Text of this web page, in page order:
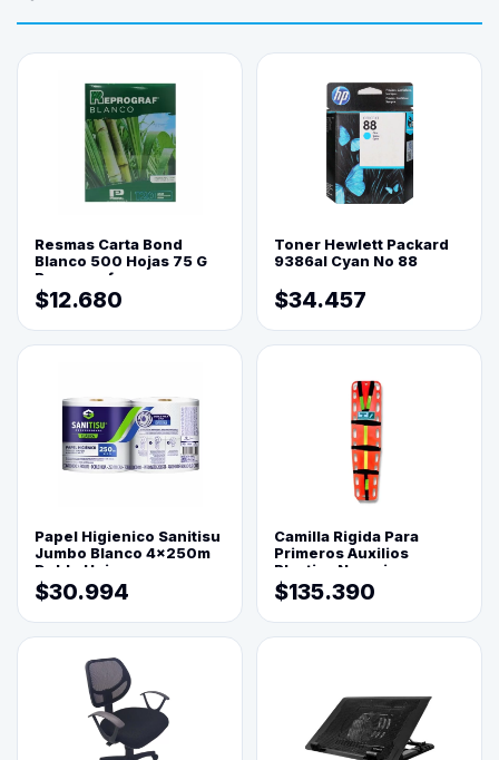
Resmas Carta Bond
Blanco 500 Hojas 75 G
Reprograf.
$12.680
Toner Hewlett Packard
9386al Cyan No 88
$34.457
Papel Higienico Sanitisu
Jumbo Blanco 4x250m
Doble Hoja
$30.994
Camilla Rigida Para
Primeros Auxilios
Plastica Naranja
$135.390